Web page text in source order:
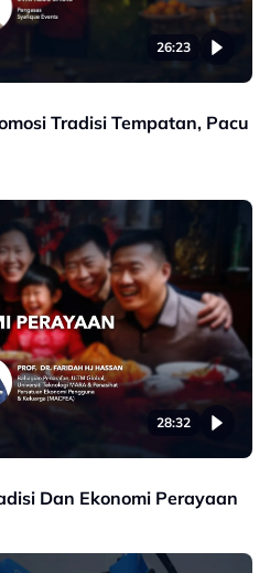
26:23
Tradisi Tempatan, Pacu
28:32
Dan Ekonomi Perayaan